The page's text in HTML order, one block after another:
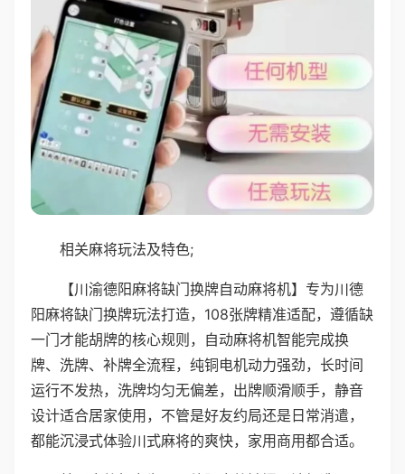
相关麻将玩法及特色;
【川渝德阳麻将缺门换牌自动麻将机】专为川德
阳麻将缺门换牌玩法打造，108张牌精准适配，遵循缺
一门才能胡牌的核心规则，自动麻将机智能完成换
牌、洗牌、补牌全流程，纯铜电机动力强劲，长时间
运行不发热，洗牌均匀无偏差，出牌顺滑顺手，静音
设计适合居家使用，不管是好友约局还是日常消遣，
都能沉浸式体验川式麻将的爽快，家用商用都合适。